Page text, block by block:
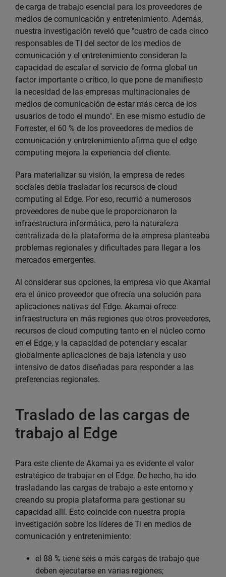
de carga de trabajo esencial para los proveedores de
medios de comunicación y entretenimiento. Además,
nuestra investigación reveló que "cuatro de cada cinco
responsables de TI del sector de los medios de
comunicación y el entretenimiento consideran la
capacidad de escalar el servicio de forma global un
factor importante o crítico, lo que pone de manifiesto
la necesidad de las empresas multinacionales de
medios de comunicación de estar más cerca de los
usuarios de todo el mundo". En ese mismo estudio de
Forrester, el 60 % de los proveedores de medios de
comunicación y entretenimiento afirma que el edge
computing mejora la experiencia del cliente.
Para materializar su visión, la empresa de redes
sociales debía trasladar los recursos de cloud
computing al Edge. Por eso, recurrió a numerosos
proveedores de nube que le proporcionaron la
infraestructura informática, pero la naturaleza
centralizada de la plataforma de la empresa planteaba
problemas regionales y dificultades para llegar a los
mercados emergentes.
Al considerar sus opciones, la empresa vio que Akamai
era el único proveedor que ofrecía una solución para
aplicaciones nativas del Edge. Akamai ofrece
infraestructura en más regiones que otros proveedores,
recursos de cloud computing tanto en el núcleo como
en el Edge, y la capacidad de potenciar y escalar
globalmente aplicaciones de baja latencia y uso
intensivo de datos diseñadas para responder a las
preferencias regionales.
Traslado de las cargas de
trabajo al Edge
Para este cliente de Akamai ya es evidente el valor
estratégico de trabajar en el Edge. De hecho, ha ido
trasladando las cargas de trabajo a este entorno y
creando su propia plataforma para gestionar su
capacidad allí. Esto coincide con nuestra propia
investigación sobre los líderes de TI en medios de
comunicación y entretenimiento:
el 88 % tiene seis o más cargas de trabajo que
deben ejecutarse en varias regiones;